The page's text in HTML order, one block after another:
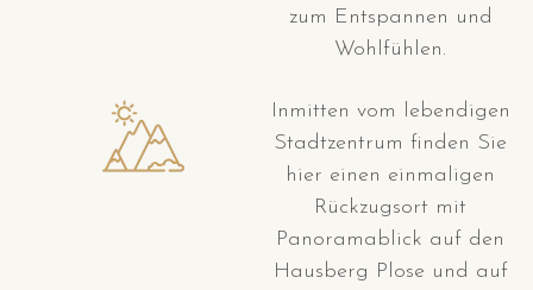
zum Entspannen und
Wohlfühlen.
Inmitten vom lebendigen
Stadtzentrum finden Sie
hier einen einmaligen
Rückzugsort mit
Panoramablick auf den
Hausberg Plose und auf